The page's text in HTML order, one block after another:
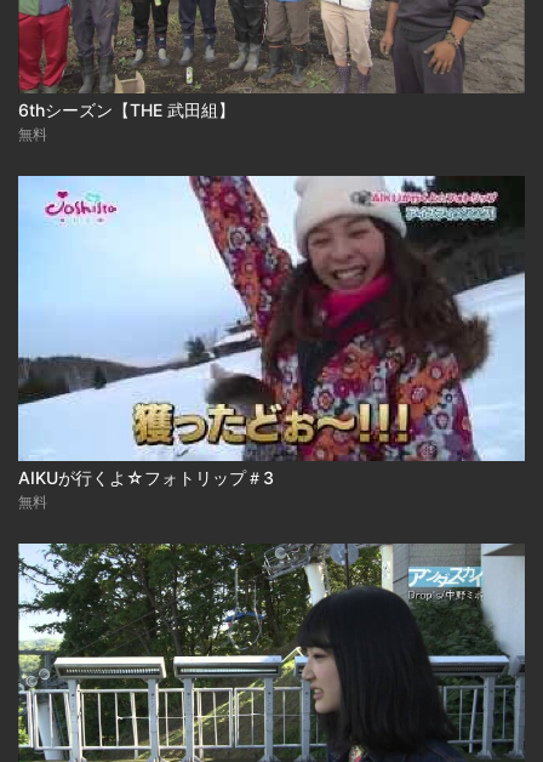
6thシーズン【THE 武田組】
無料
AIKUが行くよ☆フォトリップ＃3
無料